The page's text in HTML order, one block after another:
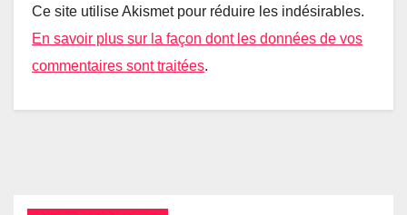
Ce site utilise Akismet pour réduire les indésirables.
En savoir plus sur la façon dont les données de vos
commentaires sont traitées.